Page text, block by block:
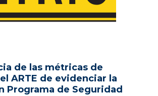
de las métricas de
ARTE de evidenciar la
Programa de Seguridad